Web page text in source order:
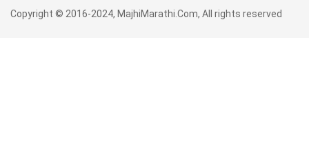
Copyright © 2016-2024, MajhiMarathi.Com, All rights reserved